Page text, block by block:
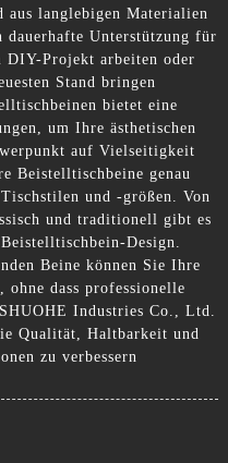
langlebigen Materialien
Unterstützung für
DIY-Projekt arbeiten oder
Stand bringen
bietet eine
um Ihre ästhetischen
auf Vielseitigkeit
Beistelltischbeine genau
und -größen. Von
und traditionell gibt es
Design.
Beine können Sie Ihre
ohne dass professionelle
Industries Co., Ltd.
Qualität, Haltbarkeit und
zu verbessern